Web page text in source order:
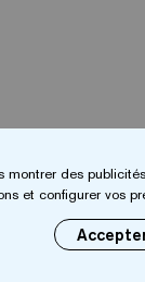
des
et configurer vos